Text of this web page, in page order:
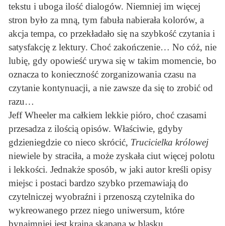
tekstu i uboga ilość dialogów. Niemniej im więcej
stron było za mną, tym fabuła nabierała kolorów, a
akcja tempa, co przekładało się na szybkość czytania i
satysfakcję z lektury. Choć zakończenie… No cóż, nie
lubię, gdy opowieść urywa się w takim momencie, bo
oznacza to konieczność zorganizowania czasu na
czytanie kontynuacji, a nie zawsze da się to zrobić od
razu…
Jeff Wheeler ma całkiem lekkie pióro, choć czasami
przesadza z ilością opisów. Właściwie, gdyby
gdzieniegdzie co nieco skrócić, Trucicielka królowej
niewiele by straciła, a może zyskała ciut więcej polotu
i lekkości. Jednakże sposób, w jaki autor kreśli opisy
miejsc i postaci bardzo szybko przemawiają do
czytelniczej wyobraźni i przenoszą czytelnika do
wykreowanego przez niego uniwersum, które
bynajmniej jest krainą skąpaną w blasku